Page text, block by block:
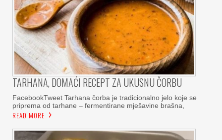
TARHANA, DOMAĆI RECEPT ZA UKUSNU ČORBU
FacebookTweet Tarhana čorba je tradicionalno jelo koje se
priprema od tarhane – fermentirane mješavine brašna,
READ MORE